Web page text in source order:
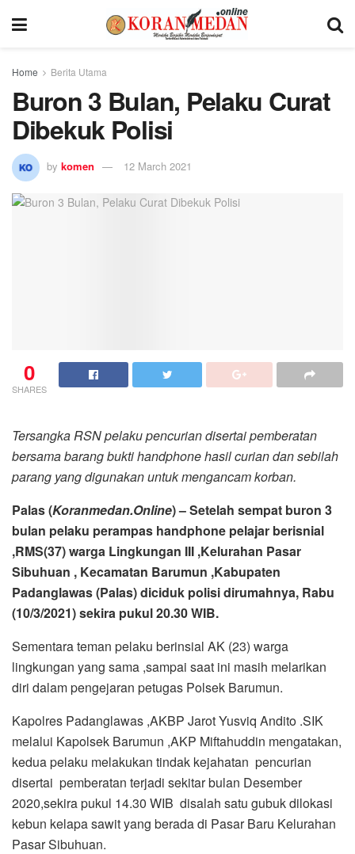
Home Berita Utama
Buron 3 Bulan, Pelaku Curat
Dibekuk Polisi
by komen 12 March 2021
0
SHARES
Tersangka RSN pelaku pencurian disertai pemberatan
bersama barang bukti handphone hasil curian dan sebilah
parang yang digunakan untuk mengancam korban.
Palas (Koranmedan.Online) – Setelah sempat buron 3
bulan pelaku perampas handphone pelajar berisnial
,RMS(37) warga Lingkungan III ,Kelurahan Pasar
Sibuhuan , Kecamatan Barumun ,Kabupaten
Padanglawas (Palas) diciduk polisi dirumahnya, Rabu
(10/3/2021) sekira pukul 20.30 WIB.
Sementara teman pelaku berinsial AK (23) warga
lingkungan yang sama ,sampai saat ini masih melarikan
diri dalam pengejaran petugas Polsek Barumun.
Kapolres Padanglawas ,AKBP Jarot Yusviq Andito .SIK
melalui Kapolsek Barumun ,AKP Miftahuddin mengatakan,
kedua pelaku melakukan tindak kejahatan pencurian
disertai pemberatan terjadi sekitar bulan Desember
2020,sekira pukul 14.30 WIB disalah satu gubuk dilokasi
kebun kelapa sawit yang berada di Pasar Baru Kelurahan
Pasar Sibuhuan.